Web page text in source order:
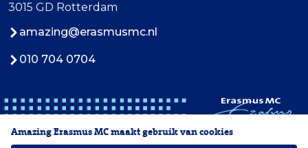
3015 GD Rotterdam
amazing@erasmusmc.nl
010 704 0704
Amazing Erasmus MC maakt gebruik van cookies